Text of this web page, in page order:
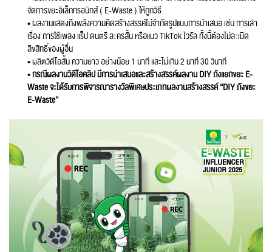
จัดการขยะอิเล็กทรอนิกส์ ( E-Waste ) ให้ถูกวิธี
• ผลงานแสดงถึงพลังความคิดสร้างสรรค์ไม่จำกัดรูปแบบการนำเสนอ เช่น การเล่า
เรื่อง การใช้เพลง แร็ป ดนตรี ละครสั้น หรือแนว TikTok ไวรัล ทั้งนี้ต้องไม่ละเมิด
ลิขสิทธิ์ของผู้อื่น
• ผลิตวิดีโอสั้น ความยาว อย่างน้อย 1 นาที และไม่เกิน 2 นาที 30 วินาที
•กรณีผลงานวิดีโอคลิป มีการนำเสนอและสร้างสรรค์ผลงาน DIY ถังแยกขยะ E-
Waste จะได้รับการพิจารณารางวัลพิเศษประเภทผลงานสร้างสรรค์ “DIY ถังขยะ
E-Waste”